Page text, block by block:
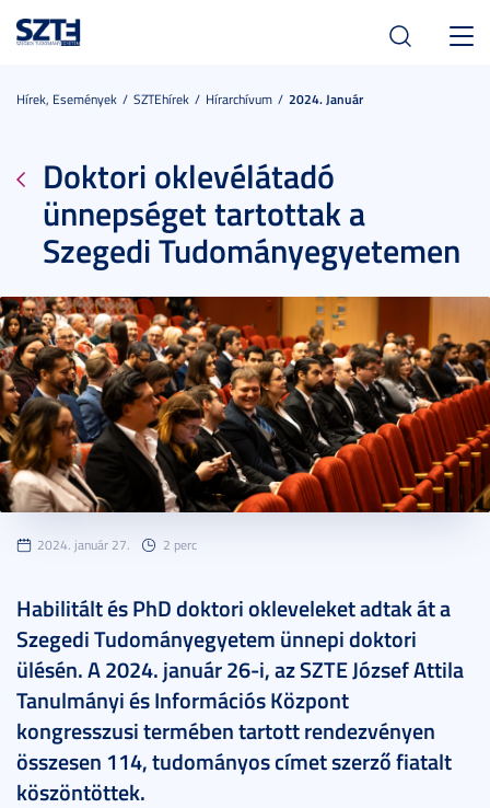
Hírek, Események SZTEhírek Hírarchívum 2024. Január
Doktori oklevélátadó
ünnepséget tartottak a
Szegedi Tudományegyetemen
2024. január 27. 2 perc
Habilitált és PhD doktori okleveleket adtak át a
Szegedi Tudományegyetem ünnepi doktori
ülésén. A 2024. január 26-i, az SZTE József Attila
Tanulmányi és Információs Központ
kongresszusi termében tartott rendezvényen
összesen 114, tudományos címet szerző fiatalt
köszöntöttek.